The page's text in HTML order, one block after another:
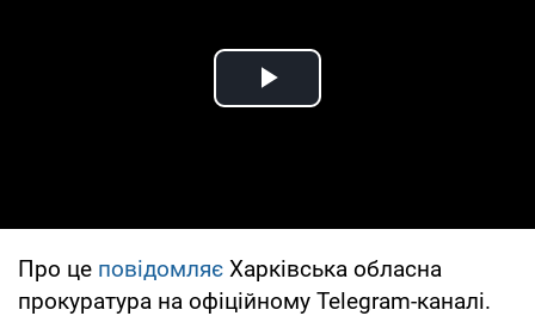
Play Video
Про це повідомляє Харківська обласна
прокуратура на офіційному Telegram-каналі.